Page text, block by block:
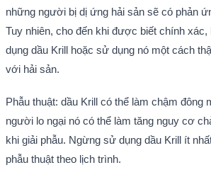
những người bị dị ứng hải sản sẽ có phản
Tuy nhiên, cho đến khi được biết chính
dụng dầu Krill hoặc sử dụng nó một cách
với hải sản.
Phẫu thuật: dầu Krill có thể làm chậm đông
người lo ngại nó có thể làm tăng nguy cơ
khi giải phẫu. Ngừng sử dụng dầu Krill ít
phẫu thuật theo lịch trình.